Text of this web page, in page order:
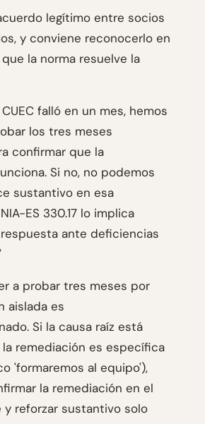
legítimo entre socios
y conviene reconocerlo en
la norma resuelve la
falló en un mes, hemos
los tres meses
confirmar que la
Si no, no podemos
sustantivo en esa
ES 330.17 lo implica
ante deficiencias
a probar tres meses por
aislada es
Si la causa raíz está
remediación es específica
'formaremos al equipo'),
la remediación en el
y reforzar sustantivo solo